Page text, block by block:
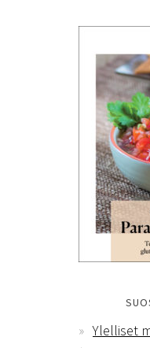
Ylelliset